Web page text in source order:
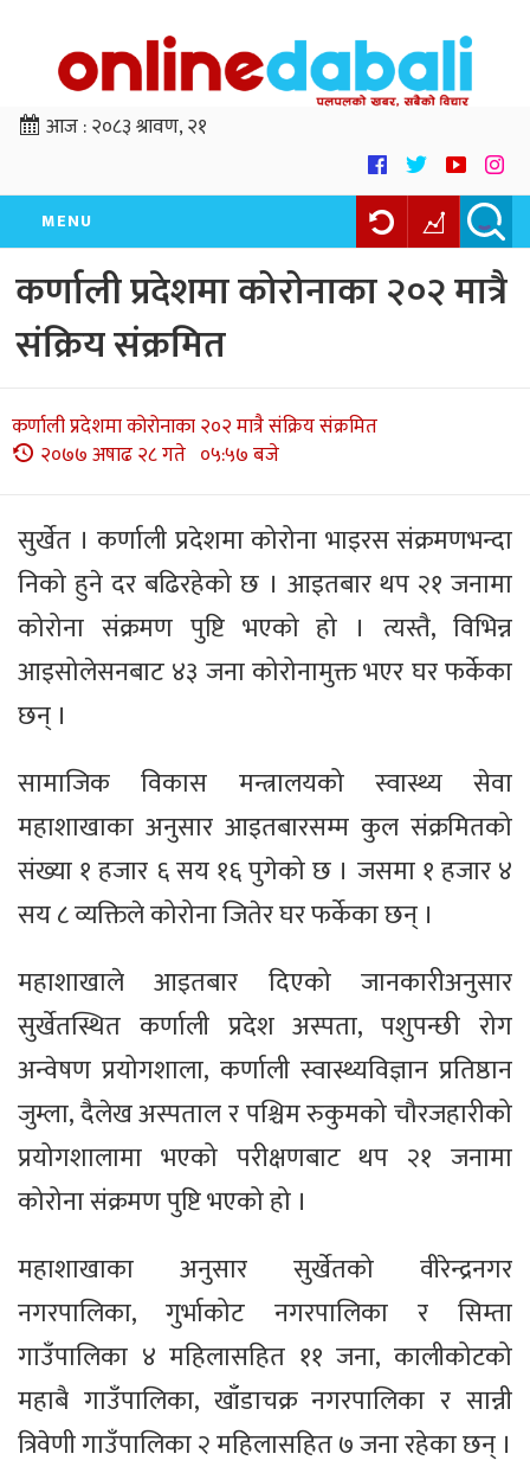
आज :२०८३ श्रावण, २१
MENU
कर्णाली प्रदेशमा कोरोनाका २०२ मात्रै
संक्रिय संक्रमित
कर्णाली प्रदेशमा कोरोनाका २०२ मात्रै संक्रिय संक्रमित
२०७७ अषाढ २८ गते ०५:५७ बजे
सुर्खेत । कर्णाली प्रदेशमा कोरोना भाइरस संक्रमणभन्दा
निको हुने दर बढिरहेको छ । आइतबार थप २१ जनामा
कोरोना संक्रमण पुष्टि भएको हो । त्यस्तै, विभिन्न
आइसोलेसनबाट ४३ जना कोरोनामुक्त भएर घर फर्केका
छन् ।
सामाजिक विकास मन्त्रालयको स्वास्थ्य सेवा
महाशाखाका अनुसार आइतबारसम्म कुल संक्रमितको
संख्या १ हजार ६ सय १६ पुगेको छ । जसमा १ हजार ४
सय ८ व्यक्तिले कोरोना जितेर घर फर्केका छन् ।
महाशाखाले आइतबार दिएको जानकारीअनुसार
सुर्खेतस्थित कर्णाली प्रदेश अस्पता, पशुपन्छी रोग
अन्वेषण प्रयोगशाला, कर्णाली स्वास्थ्यविज्ञान प्रतिष्ठान
जुम्ला, दैलेख अस्पताल र पश्चिम रुकुमको चौरजहारीको
प्रयोगशालामा भएको परीक्षणबाट थप २१ जनामा
कोरोना संक्रमण पुष्टि भएको हो ।
महाशाखाका अनुसार सुर्खेतको वीरेन्द्रनगर
नगरपालिका, गुर्भाकोट नगरपालिका र सिम्ता
गाउँपालिका ४ महिलासहित ११ जना, कालीकोटको
महाबै गाउँपालिका, खाँडाचक्र नगरपालिका र सान्नी
त्रिवेणी गाउँपालिका २ महिलासहित ७ जना रहेका छन् ।